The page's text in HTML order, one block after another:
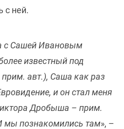
с ней.
с Сашей Ивановым
известный под
авт.), Саша как раз
и он стал меня
Дробыша – прим.
мы познакомились там», –